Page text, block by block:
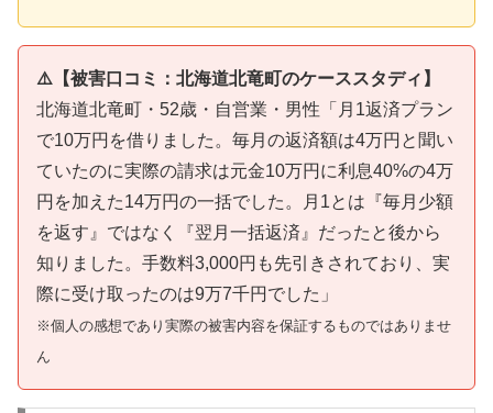
⚠️【被害口コミ：北海道北竜町のケーススタディ】
北海道北竜町・52歳・自営業・男性「月1返済プラン
で10万円を借りました。毎月の返済額は4万円と聞い
ていたのに実際の請求は元金10万円に利息40%の4万
円を加えた14万円の一括でした。月1とは『毎月少額
を返す』ではなく『翌月一括返済』だったと後から
知りました。手数料3,000円も先引きされており、実
際に受け取ったのは9万7千円でした」
※個人の感想であり実際の被害内容を保証するものではありませ
ん